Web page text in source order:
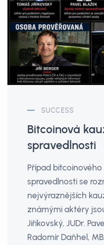
SUCCESS
Bitcoinová
spravedlnosti
Případ
spravedlnosti se
nejvýraznějších
známými aktéry
Jiřikovský, JUDr.
Radomír Daňhel,